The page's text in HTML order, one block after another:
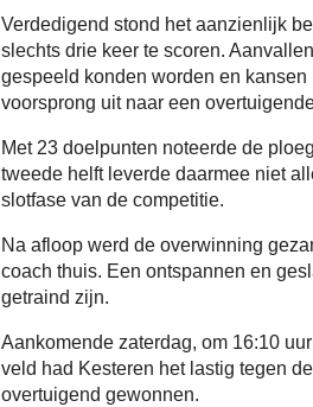
Verdedigend stond het aanzienlijk
slechts drie keer te scoren.
gespeeld konden worden en
voorsprong uit naar een
Met 23 doelpunten noteerde de
tweede helft leverde daarmee niet
slotfase van de competitie.
Na afloop werd de overwinning
coach thuis. Een ontspannen en
getraind zijn.
Aankomende zaterdag, om 16:10
veld had Kesteren het lastig tegen
overtuigend gewonnen.